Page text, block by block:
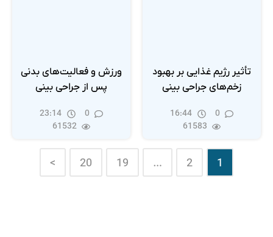
تأثیر رژیم غذایی بر بهبود
زخم‌های جراحی بینی
0
16:44
61583
ورزش و فعالیت‌های بدنی
پس از جراحی بینی
0
23:14
61532
1
2
…
19
20
>